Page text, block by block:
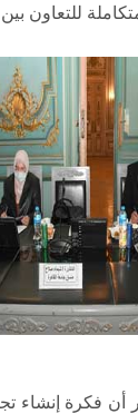
للتعاون
أن فكرة إنشاء